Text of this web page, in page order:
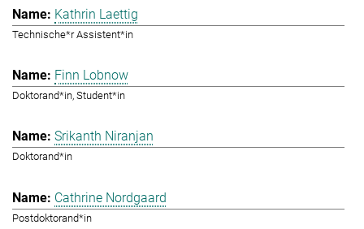
Kathrin Laettig
Technische*r Assistent*in
Finn Lobnow
Doktorand*in, Student*in
Srikanth Niranjan
Doktorand*in
Cathrine Nordgaard
Postdoktorand*in